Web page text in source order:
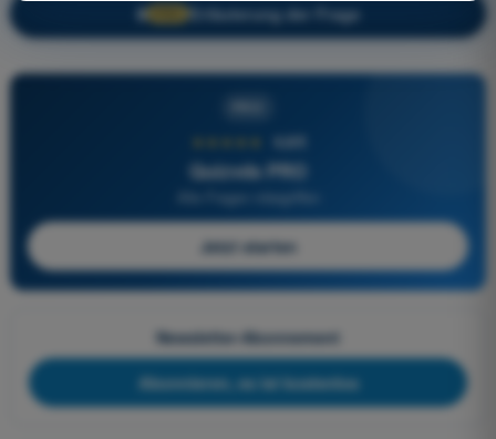
🔒 Erläuterung der Frage
4,6/5
Quizvds PRO
Alle Fragen inbegriffen
Jetzt starten
Newsletter-Abonnement
Abonnieren, es ist kostenlos